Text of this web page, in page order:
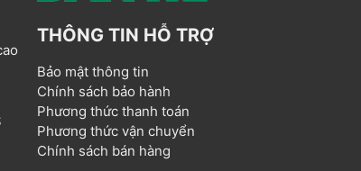
THÔNG TIN HỖ TRỢ
Bảo mật thông tin
Chính sách bảo hành
Phương thức thanh toán
Phương thức vận chuyển
Chính sách bán hàng